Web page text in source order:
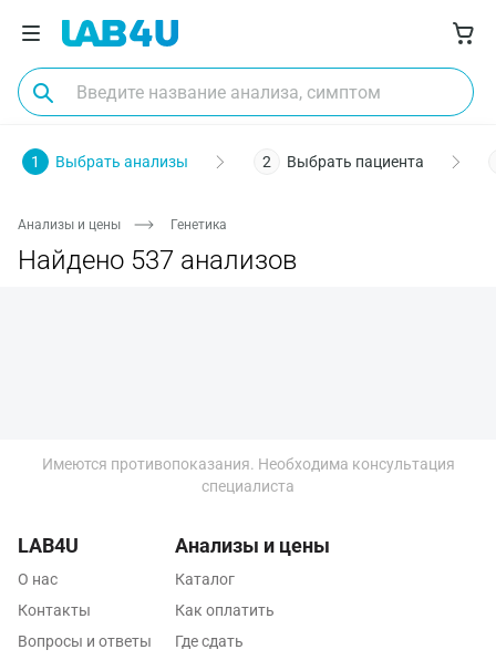
1 Выбрать анализы 2 Выбрать пациента
Анализы и цены Генетика
Найдено 537 анализов
Москва
Казань
Альметьевск
Имеются противопоказания. Необходима консультация
специалиста
LAB4U
О нас
Контакты
Вопросы и ответы
Анализы и цены
Каталог
Как оплатить
Где сдать